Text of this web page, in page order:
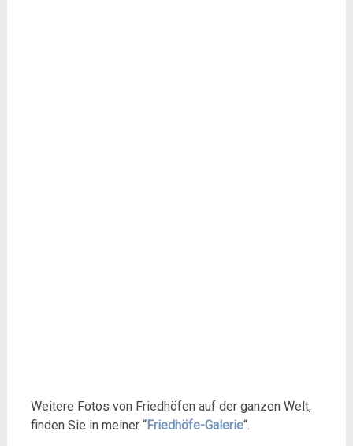
Weitere Fotos von Friedhöfen auf der ganzen Welt,
finden Sie in meiner “Friedhöfe-Galerie“.